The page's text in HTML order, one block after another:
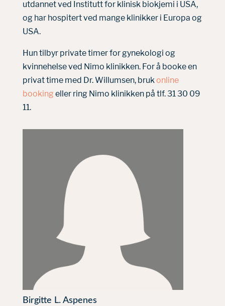
utdannet ved Institutt for klinisk biokjemi i USA,
og har hospitert ved mange klinikker i Europa og
USA.
Hun tilbyr private timer for gynekologi og
kvinnehelse ved Nimo klinikken. For å booke en
privat time med Dr. Willumsen, bruk online
bookingeller ring Nimo klinikken på tlf. 31 30 09
11.
Birgitte L. Aspenes